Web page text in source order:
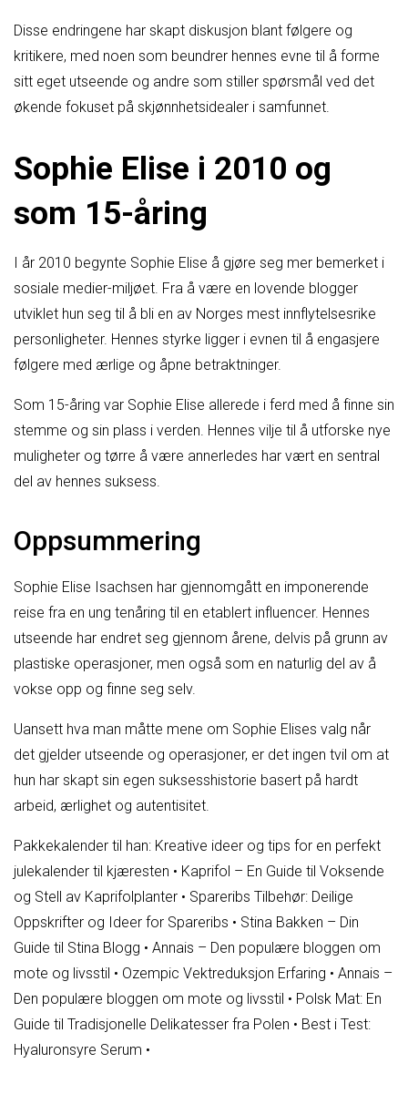
Disse endringene har skapt diskusjon blant følgere og
kritikere, med noen som beundrer hennes evne til å forme
sitt eget utseende og andre som stiller spørsmål ved det
økende fokuset på skjønnhetsidealer i samfunnet.
Sophie Elise i 2010 og
som 15-åring
I år 2010 begynte Sophie Elise å gjøre seg mer bemerket i
sosiale medier-miljøet. Fra å være en lovende blogger
utviklet hun seg til å bli en av Norges mest innflytelsesrike
personligheter. Hennes styrke ligger i evnen til å engasjere
følgere med ærlige og åpne betraktninger.
Som 15-åring var Sophie Elise allerede i ferd med å finne sin
stemme og sin plass i verden. Hennes vilje til å utforske nye
muligheter og tørre å være annerledes har vært en sentral
del av hennes suksess.
Oppsummering
Sophie Elise Isachsen har gjennomgått en imponerende
reise fra en ung tenåring til en etablert influencer. Hennes
utseende har endret seg gjennom årene, delvis på grunn av
plastiske operasjoner, men også som en naturlig del av å
vokse opp og finne seg selv.
Uansett hva man måtte mene om Sophie Elises valg når
det gjelder utseende og operasjoner, er det ingen tvil om at
hun har skapt sin egen suksesshistorie basert på hardt
arbeid, ærlighet og autentisitet.
Pakkekalender til han: Kreative ideer og tips for en perfekt
julekalender til kjæresten • Kaprifol – En Guide til Voksende
og Stell av Kaprifolplanter • Spareribs Tilbehør: Deilige
Oppskrifter og Ideer for Spareribs • Stina Bakken – Din
Guide til Stina Blogg • Annais – Den populære bloggen om
mote og livsstil • Ozempic Vektreduksjon Erfaring • Annais –
Den populære bloggen om mote og livsstil • Polsk Mat: En
Guide til Tradisjonelle Delikatesser fra Polen • Best i Test:
Hyaluronsyre Serum •